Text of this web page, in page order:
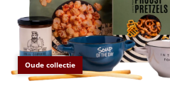
€75 tot €100
€100 en hoger
Oude collectie